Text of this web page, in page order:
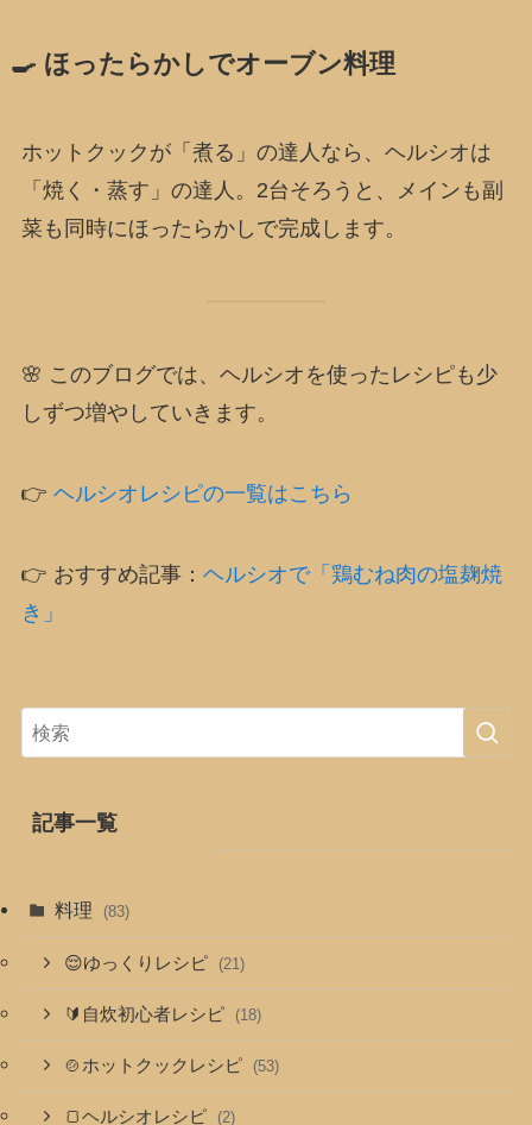
🍳 ほったらかしでオーブン料理
ホットクックが「煮る」の達人なら、ヘルシオは
「焼く・蒸す」の達人。2台そろうと、メインも副
菜も同時にほったらかしで完成します。
🌸 このブログでは、ヘルシオを使ったレシピも少
しずつ増やしていきます。
👉 ヘルシオレシピの一覧はこちら
👉 おすすめ記事： ヘルシオで「鶏むね肉の塩麹焼
き」
記事一覧
料理 (83)
😌ゆっくりレシピ (21)
🔰自炊初心者レシピ (18)
🍲ホットクックレシピ (53)
🍞ヘルシオレシピ (2)